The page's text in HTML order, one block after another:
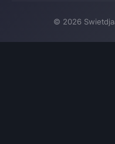
© 2026